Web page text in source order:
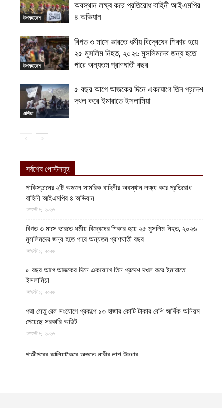
উপমহাদেশ
অবস্থান লক্ষ্য করে প্রতিরোধ বাহিনী আইএমপির
৪ অভিযান
উপমহাদেশ
বিগত ৩ মাসে ভারতে ধর্মীয় বিদ্বেষের শিকার হয়ে
২৫ মুসলিম নিহত, ২০২৬ মুসলিমদের জন্য হতে
পারে অন্যতম প্রাণঘাতী বছর
এশিয়া
৫ বছর আগে আজকের দিনে একযোগে তিন প্রদেশ
দখল করে ইমারাতে ইসলামিয়া
সর্বশেষ পোস্টসমূহ
পাকিস্তানের ২টি অঞ্চলে সামরিক বাহিনীর অবস্থান লক্ষ্য করে প্রতিরোধ
বাহিনী আইএমপির ৪ অভিযান
আগস্ট ৮, ২০২৬
বিগত ৩ মাসে ভারতে ধর্মীয় বিদ্বেষের শিকার হয়ে ২৫ মুসলিম নিহত, ২০২৬
মুসলিমদের জন্য হতে পারে অন্যতম প্রাণঘাতী বছর
আগস্ট ৮, ২০২৬
৫ বছর আগে আজকের দিনে একযোগে তিন প্রদেশ দখল করে ইমারাতে
ইসলামিয়া
আগস্ট ৮, ২০২৬
পদ্মা সেতু রেল সংযোগে প্রকল্পে ১৩ হাজার কোটি টাকার বেশি আর্থিক অনিয়ম
পেয়েছে সরকারি অডিট
আগস্ট ৮, ২০২৬
গাজীপুরের কালিয়াকৈরে অজ্ঞাত নারীর লাশ উদ্ধার